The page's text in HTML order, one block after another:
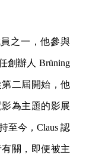
員之一，他參與
創辦人 Brüning
二屆開始，他
為主題的影展
至今，Claus 認
關，即便被主